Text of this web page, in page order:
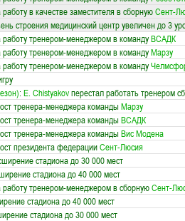
в качестве заместителя в сборнуюСент-
строения медицинский центр увеличен до 3
работу тренером-менеджером в командуВСАДК
работу тренером-менеджером в командуМарзу
работу тренером-менеджером в команду
: E. Chistyakovперестал работать тренером
тренера-менеджера командыМарзу
тренера-менеджера командыВСАДК
тренера-менеджера командыВис Модена
президента федерацииСент-Люсия
стадиона до 30 000 мест
стадиона до 40 000 мест
работу тренером-менеджером в сборнуюСент-
стадиона до 40 000 мест
стадиона до 30 000 мест